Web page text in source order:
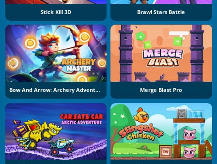
Stick Kill 3D Brawl Stars Battle
Bow And Arrow: Archery Adventure Merge Blast Pro